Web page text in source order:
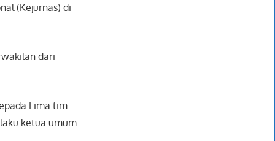
(Kejurnas) di
dari
Lima tim
ketua umum